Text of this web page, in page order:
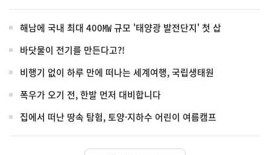
해남에 국내 최대 400㎿ 규모 '태양광 발전단지' 첫 삽
바닷물이 전기를 만든다고?!
비행기 없이 하루 만에 떠나는 세계여행, 국립생태원
폭우가 오기 전, 한발 먼저 대비합니다
집에서 떠난 땅속 탐험, 토양·지하수 어린이 여름캠프